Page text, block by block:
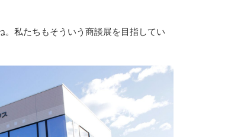
。私たちもそういう商談展を目指してい